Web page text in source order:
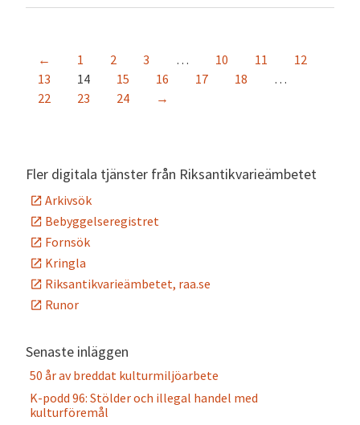
← 1 2 3 … 10 11
12
13
14 15 16 17 18
…
22
23 24 →
Fler digitala tjänster från Riksantikvarieämbetet
Arkivsök
Bebyggelseregistret
Fornsök
Kringla
Riksantikvarieämbetet, raa.se
Runor
Senaste inläggen
50 år av breddat kulturmiljöarbete
K-podd 96: Stölder och illegal handel med
kulturföremål